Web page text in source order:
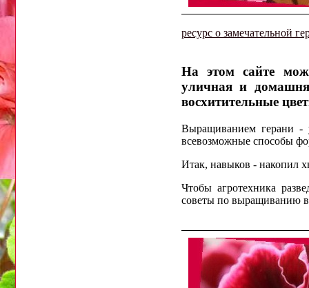
ресурс о замечательной
На этом сайте
уличная и
восхитительные
Выращиванием герани -
всевозможные способы
Итак, навыков - накопил
Чтобы агротехника
советы по выращиванию